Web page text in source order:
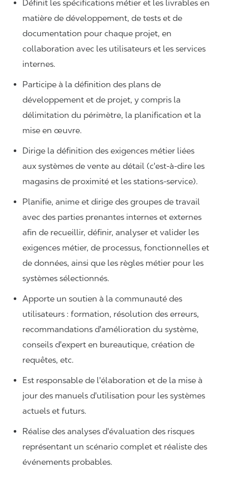
Définit les spécifications métier et les livrables en
matière de développement, de tests et de
documentation pour chaque projet, en
collaboration avec les utilisateurs et les services
internes.
Participe à la définition des plans de
développement et de projet, y compris la
délimitation du périmètre, la planification et la
mise en œuvre.
Dirige la définition des exigences métier liées
aux systèmes de vente au détail (c'est-à-dire les
magasins de proximité et les stations-service).
Planifie, anime et dirige des groupes de travail
avec des parties prenantes internes et externes
afin de recueillir, définir, analyser et valider les
exigences métier, de processus, fonctionnelles et
de données, ainsi que les règles métier pour les
systèmes sélectionnés.
Apporte un soutien à la communauté des
utilisateurs : formation, résolution des erreurs,
recommandations d'amélioration du système,
conseils d'expert en bureautique, création de
requêtes, etc.
Est responsable de l'élaboration et de la mise à
jour des manuels d'utilisation pour les systèmes
actuels et futurs.
Réalise des analyses d'évaluation des risques
représentant un scénario complet et réaliste des
événements probables.